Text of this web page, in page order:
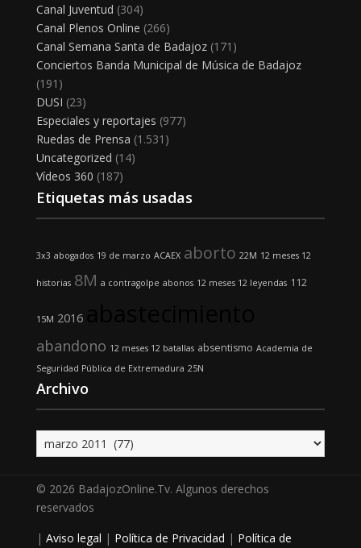
Canal Juventud (304)
Canal Plenos Online (266)
Canal Semana Santa de Badajoz(171)
Conciertos Banda Municipal de Música de Badajoz
(191)
DUSI (23)
Especiales y reportajes (977)
Ruedas de Prensa (1.531)
Uncategorized (14)
Vídeos 360 (187)
Etiquetas más usadas
3x3 abogados 19 de marzo ACAEX aborto 22M 12 meses 12
historias 8M a contragolpe abonos 12 meses 12 leyendas 112
15M 2016
abandono 12 meses 12 batallas absentismo Academia de
Seguridad Pública de Extremadura 25N
Archivo
Archivo
© 2026 BadajozOnline.Tv. Algunos derechos
reservados
| Aviso legal | Política de Privacidad | Política de